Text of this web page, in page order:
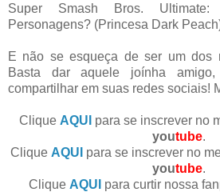
Super Smash Bros. Ultimate:
Personagens? (Princesa Dark
E não se esqueça de ser um dos
Basta dar aquele joínha
compartilhar em suas redes sociais!
Clique AQUI para se inscrever no
youtube.
Clique AQUI para se inscrever no
youtube.
Clique AQUI para curtir nossa